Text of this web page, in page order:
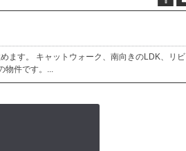
ます。 キャットウォーク、南向きのLDK、リビ
件です。...